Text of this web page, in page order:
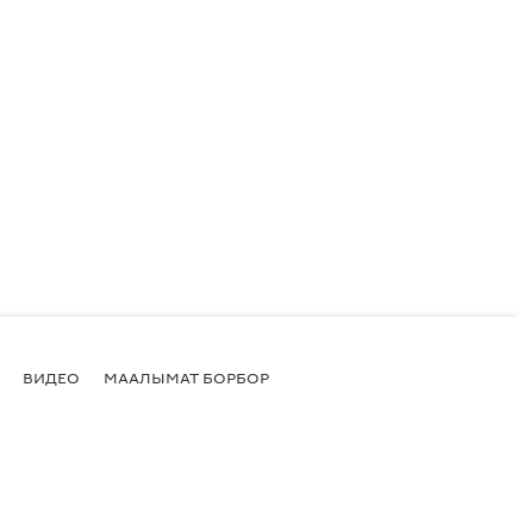
ВИДЕО МААЛЫМАТ БОРБОР